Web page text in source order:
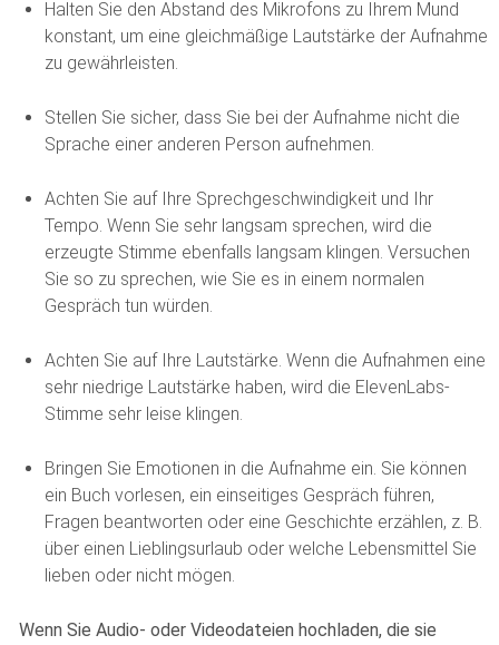
Halten Sie den Abstand des Mikrofons zu Ihrem Mund
konstant, um eine gleichmäßige Lautstärke der Aufnahme
zu gewährleisten.
Stellen Sie sicher, dass Sie bei der Aufnahme nicht die
Sprache einer anderen Person aufnehmen.
Achten Sie auf Ihre Sprechgeschwindigkeit und Ihr
Tempo. Wenn Sie sehr langsam sprechen, wird die
erzeugte Stimme ebenfalls langsam klingen. Versuchen
Sie so zu sprechen, wie Sie es in einem normalen
Gespräch tun würden.
Achten Sie auf Ihre Lautstärke. Wenn die Aufnahmen eine
sehr niedrige Lautstärke haben, wird die ElevenLabs-
Stimme sehr leise klingen.
Bringen Sie Emotionen in die Aufnahme ein. Sie können
ein Buch vorlesen, ein einseitiges Gespräch führen,
Fragen beantworten oder eine Geschichte erzählen, z. B.
über einen Lieblingsurlaub oder welche Lebensmittel Sie
lieben oder nicht mögen.
Wenn Sie Audio- oder Videodateien hochladen, die sie